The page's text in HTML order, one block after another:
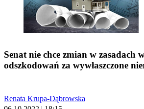
Senat nie chce zmian w zasadach
odszkodowań za wywłaszczone
Renata Krupa-Dąbrowska